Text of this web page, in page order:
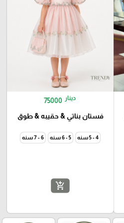
75000 دينار
فستان بناتي & حقيبه & طوق
4 - 5 سنه 5 - 6 سنه 6 - 7 سنه
add_shopping_cart